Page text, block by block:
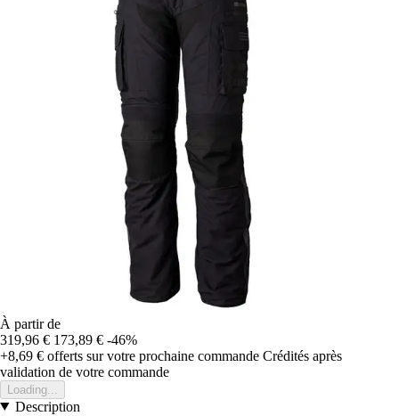
À partir de
319,96 € 173,89 € -46%
+8,69 € offerts sur votre prochaine commande Crédités après
validation de votre commande
Loading...
Description